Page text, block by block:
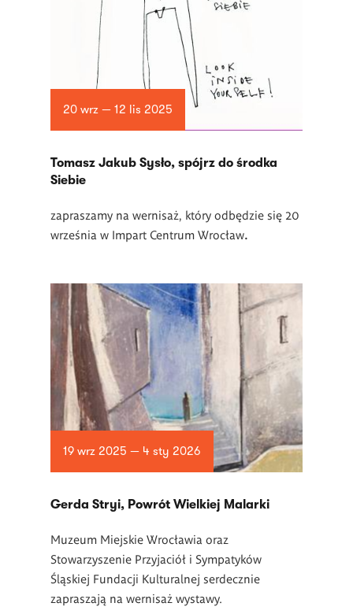
20 wrz — 12 lis 2025
Tomasz Jakub Sysło, spójrz do środka
Siebie
zapraszamy na wernisaż, który odbędzie się 20
września w Impart Centrum Wrocław.
19 wrz 2025 — 4 sty 2026
Gerda Stryi, Powrót Wielkiej Malarki
Muzeum Miejskie Wrocławia oraz
Stowarzyszenie Przyjaciół i Sympatyków
Śląskiej Fundacji Kulturalnej serdecznie
zapraszają na wernisaż wystawy.